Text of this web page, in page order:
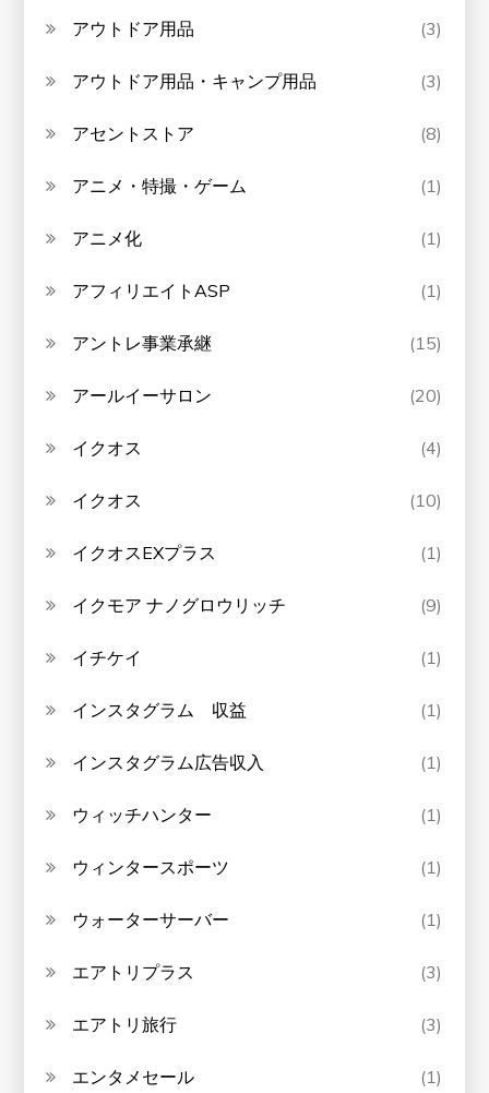
アウトドア用品 (3)
アウトドア用品・キャンプ用品 (3)
アセントストア (8)
アニメ・特撮・ゲーム (1)
アニメ化 (1)
アフィリエイトASP (1)
アントレ事業承継 (15)
アールイーサロン (20)
イクオス (4)
イクオス (10)
イクオスEXプラス (1)
イクモア ナノグロウリッチ (9)
イチケイ (1)
インスタグラム 収益 (1)
インスタグラム広告収入 (1)
ウィッチハンター (1)
ウィンタースポーツ (1)
ウォーターサーバー (1)
エアトリプラス (3)
エアトリ旅行 (3)
エンタメセール (1)